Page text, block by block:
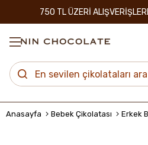
750 TL ÜZERİ
Anasayfa Bebek Çikolatası Erkek